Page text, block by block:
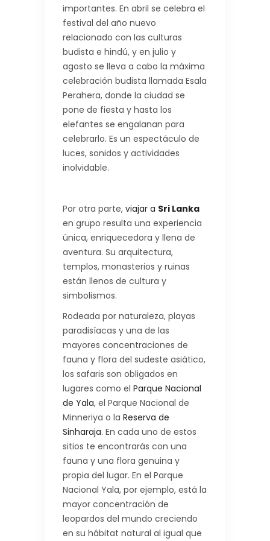
importantes. En abril se celebra el
festival del año nuevo
relacionado con las culturas
budista e hindú, y en julio y
agosto se lleva a cabo la máxima
celebración budista llamada Esala
Perahera, donde la ciudad se
pone de fiesta y hasta los
elefantes se engalanan para
celebrarlo. Es un espectáculo de
luces, sonidos y actividades
inolvidable.
Por otra parte, viajar a Sri Lanka
en grupo resulta una experiencia
única, enriquecedora y llena de
aventura. Su arquitectura,
templos, monasterios y ruinas
están llenos de cultura y
simbolismos.
Rodeada por naturaleza, playas
paradisíacas y una de las
mayores concentraciones de
fauna y flora del sudeste asiático,
los safaris son obligados en
lugares como el Parque Nacional
de Yala, el Parque Nacional de
Minneriya o la Reserva de
Sinharaja. En cada uno de estos
sitios te encontrarás con una
fauna y una flora genuina y
propia del lugar. En el Parque
Nacional Yala, por ejemplo, está la
mayor concentración de
leopardos del mundo creciendo
en su hábitat natural al igual que